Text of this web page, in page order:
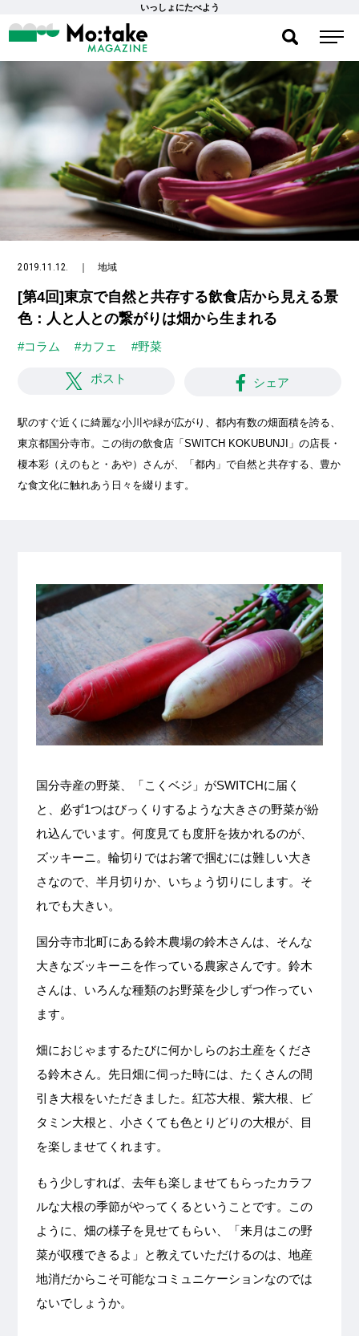
いっしょにたべよう
2019.11.12. ｜地域
[第4回]東京で自然と共存する飲食店から見える景
色：人と人との繋がりは畑から生まれる
#コラム #カフェ #野菜
ポスト シェア
駅のすぐ近くに綺麗な小川や緑が広がり、都内有数の畑面積を誇る、
東京都国分寺市。この街の飲食店「SWITCH KOKUBUNJI」の店長・
榎本彩（えのもと・あや）さんが、「都内」で自然と共存する、豊か
な食文化に触れあう日々を綴ります。
国分寺産の野菜、「こくベジ」がSWITCHに届く
と、必ず1つはびっくりするような大きさの野菜が紛
れ込んでいます。何度見ても度肝を抜かれるのが、
ズッキーニ。輪切りではお箸で掴むには難しい大き
さなので、半月切りか、いちょう切りにします。そ
れでも大きい。
国分寺市北町にある鈴木農場の鈴木さんは、そんな
大きなズッキーニを作っている農家さんです。鈴木
さんは、いろんな種類のお野菜を少しずつ作ってい
ます。
畑におじゃまするたびに何かしらのお土産をくださ
る鈴木さん。先日畑に伺った時には、たくさんの間
引き大根をいただきました。紅芯大根、紫大根、ビ
タミン大根と、小さくても色とりどりの大根が、目
を楽しませてくれます。
もう少しすれば、去年も楽しませてもらったカラフ
ルな大根の季節がやってくるということです。この
ように、畑の様子を見せてもらい、「来月はこの野
菜が収穫できるよ」と教えていただけるのは、地産
地消だからこそ可能なコミュニケーションなのでは
ないでしょうか。